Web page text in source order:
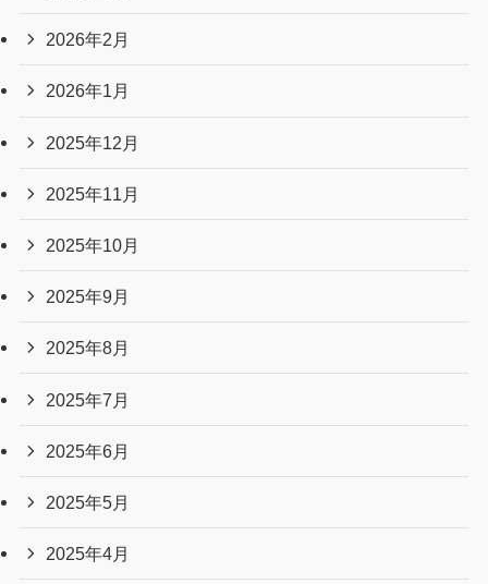
2026年2月
2026年1月
2025年12月
2025年11月
2025年10月
2025年9月
2025年8月
2025年7月
2025年6月
2025年5月
2025年4月